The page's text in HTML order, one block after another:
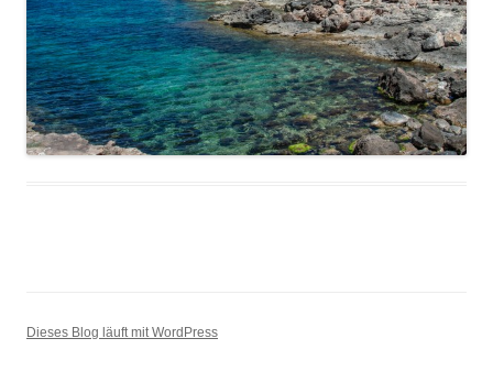
Dieses Blog läuft mit WordPress